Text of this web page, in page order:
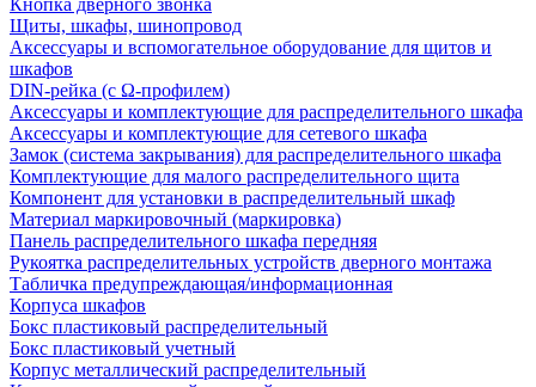
Кнопка дверного звонка
Щиты, шкафы, шинопровод
Аксессуары и вспомогательное оборудование для щитов и
шкафов
DIN-рейка (с Ω-профилем)
Аксессуары и комплектующие для распределительного шкафа
Аксессуары и комплектующие для сетевого шкафа
Замок (система закрывания) для распределительного шкафа
Комплектующие для малого распределительного щита
Компонент для установки в распределительный шкаф
Материал маркировочный (маркировка)
Панель распределительного шкафа передняя
Рукоятка распределительных устройств дверного монтажа
Табличка предупреждающая/информационная
Корпуса шкафов
Бокс пластиковый распределительный
Бокс пластиковый учетный
Корпус металлический распределительный